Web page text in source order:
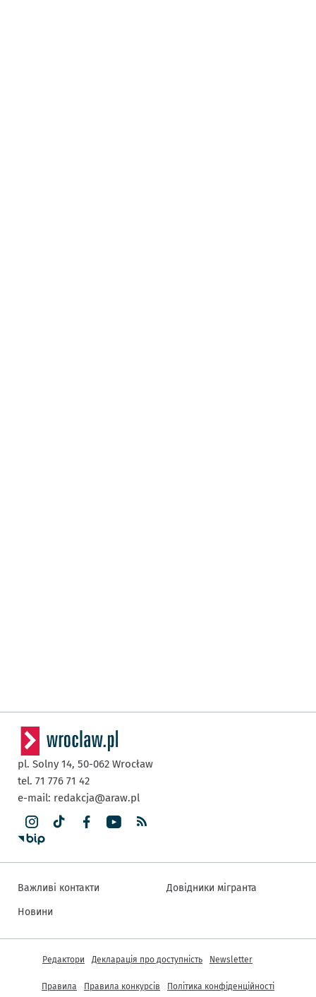
pl. Solny 14, 50-062 Wrocław
tel. 71 776 71 42
e-mail: redakcja@araw.pl
Важливі контакти
Новини
Довідники мігранта
Інша інформація
Редактори Декларація про доступність Newsletter
Правила Правила конкурсів Політика конфіденційності